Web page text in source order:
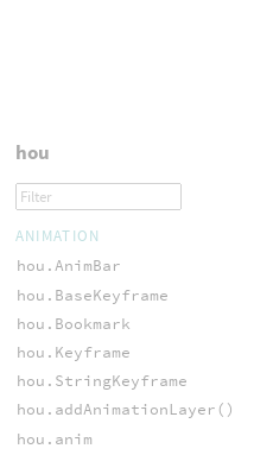
hou
ANIMATION
hou.AnimBar
hou.BaseKeyframe
hou.Bookmark
hou.Keyframe
hou.StringKeyframe
hou.addAnimationLayer()
hou.anim